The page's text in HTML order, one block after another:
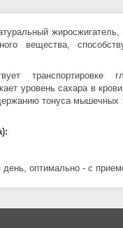
жиросжигатель,
вещества,
уровень сахара в крови,
тонуса мышечных
день, оптимально - с